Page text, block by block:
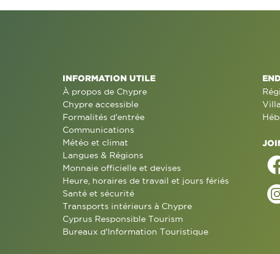
INFORMATION UTILE
À propos de Chypre
Chypre accessible
Formalités d'entrée
Communications
Météo et climat
Langues & Régions
Monnaie officielle et devises
Heure, horaires de travail et jours fériés
Santé et sécurité
Transports intérieurs à Chypre
Cyprus Responsible Tourism
Bureaux d'Information Touristique